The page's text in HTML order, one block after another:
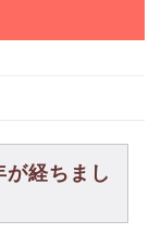
経ちまし